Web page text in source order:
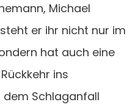
Michael
er ihr nicht nur im
hat auch eine
ins
Schlaganfall